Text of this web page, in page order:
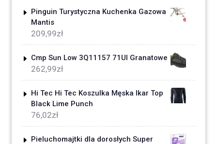
Pinguin Turystyczna Kuchenka Gazowa
Mantis
209,99zł
Cmp Sun Low 3Q11157 71Ul Granatowe
262,99zł
Hi Tec Hi Tec Koszulka Męska Ikar Top
Black Lime Punch
76,02zł
Pieluchomajtki dla dorosłych Super